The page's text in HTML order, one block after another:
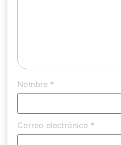
Nombre *
Correo electrónico *